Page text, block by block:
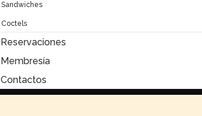
Sandwiches
Coctels
Reservaciones
Membresía
Contactos